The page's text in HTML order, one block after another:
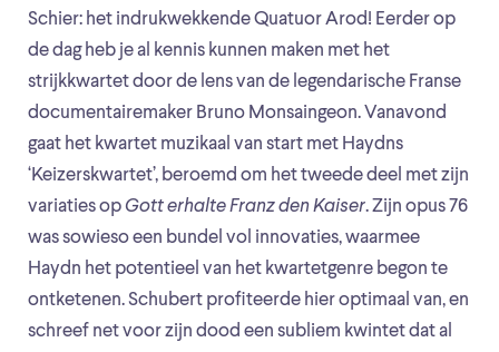
Schier: het indrukwekkende Quatuor Arod! Eerder op
de dag heb je al kennis kunnen maken met het
strijkkwartet door de lens van de legendarische Franse
documentairemaker Bruno Monsaingeon. Vanavond
gaat het kwartet muzikaal van start met Haydns
‘Keizerskwartet’, beroemd om het tweede deel met zijn
variaties op Gott erhalte Franz den Kaiser. Zijn opus 76
was sowieso een bundel vol innovaties, waarmee
Haydn het potentieel van het kwartetgenre begon te
ontketenen. Schubert profiteerde hier optimaal van, en
schreef net voor zijn dood een subliem kwintet dat al